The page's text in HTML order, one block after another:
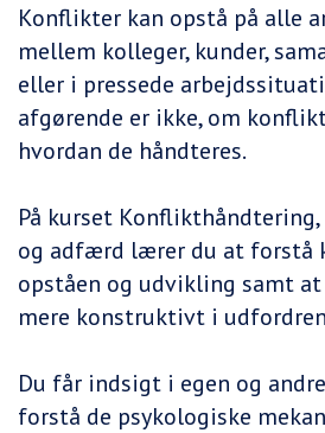
Konflikter kan opstå på alle
mellem kolleger, kunder,
eller i pressede
afgørende er ikke, om
hvordan de håndteres.
På kurset
og adfærd lærer du at forstå
opståen og udvikling samt
mere konstruktivt i
Du får indsigt i egen og
forstå de psykologiske